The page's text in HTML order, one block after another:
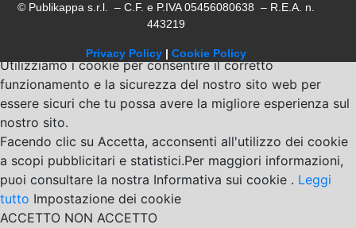
© Publikappa s.r.l. – C.F. e P.IVA 05456080638 – R.E.A. n.
443219
Privacy Policy | Cookie Policy
Utilizziamo i cookie per consentire il corretto
funzionamento e la sicurezza del nostro sito web per
essere sicuri che tu possa avere la migliore esperienza sul
nostro sito.
Facendo clic su Accetta, acconsenti all'utilizzo dei cookie
a scopi pubblicitari e statistici.Per maggiori informazioni,
puoi consultare la nostra Informativa sui cookie . Leggi
tutto Impostazione dei cookie
ACCETTO NON ACCETTO